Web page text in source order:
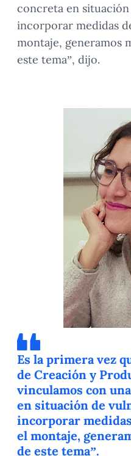
concreta en
incorporar medidas
montaje, generamos
este tema”, dijo.
Es la primera vez
de Creación y
vinculamos con
en situación de
incorporar
el montaje,
de este tema”.